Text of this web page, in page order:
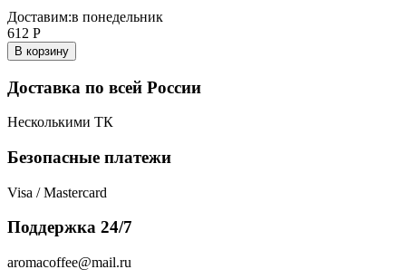
Доставим:в понедельник
612 Р
В корзину
Доставка по всей России
Несколькими ТК
Безопасные платежи
Visa / Mastercard
Поддержка 24/7
aromacoffee@mail.ru